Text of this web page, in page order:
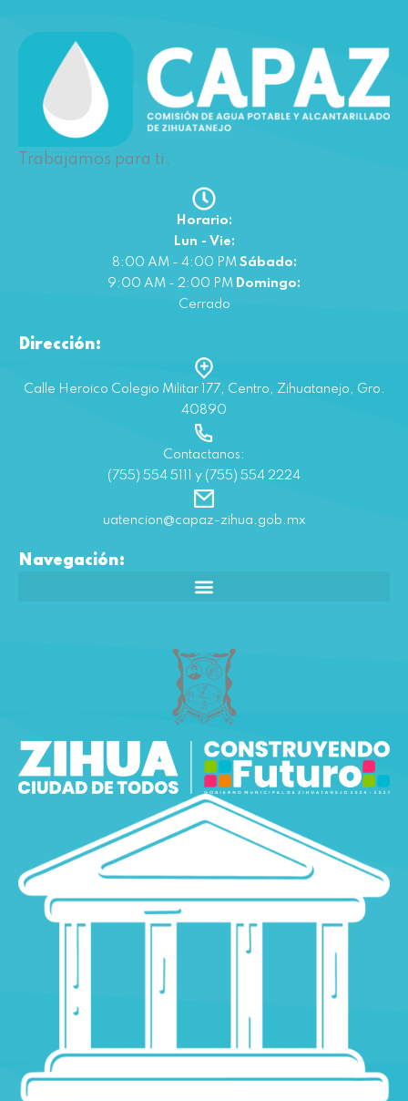
Trabajamos para ti.
Horario:
Lun - Vie:
8:00 AM - 4:00 PM Sábado:
9:00 AM - 2:00 PM Domingo:
Cerrado
Dirección:
Calle Heroico Colegio Militar 177, Centro, Zihuatanejo, Gro.
40890
Contactanos:
(755) 554 5111 y (755) 554 2224
uatencion@capaz-zihua.gob.mx
Navegación: